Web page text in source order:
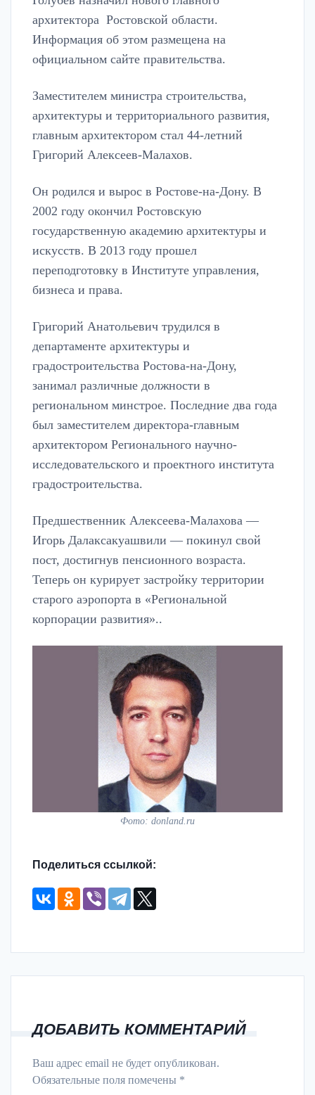
архитектора Ростовской области.
Информация об этом размещена на
официальном сайте правительства.
Заместителем министра строительства,
архитектуры и территориального развития,
главным архитектором стал 44-летний
Григорий Алексеев-Малахов.
Он родился и вырос в Ростове-на-Дону. В
2002 году окончил Ростовскую
государственную академию архитектуры и
искусств. В 2013 году прошел
переподготовку в Институте управления,
бизнеса и права.
Григорий Анатольевич трудился в
департаменте архитектуры и
градостроительства Ростова-на-Дону,
занимал различные должности в
региональном минстрое. Последние два года
был заместителем директора-главным
архитектором Регионального научно-
исследовательского и проектного института
градостроительства.
Предшественник Алексеева-Малахова —
Игорь Далаксакуашвили — покинул свой
пост, достигнув пенсионного возраста.
Теперь он курирует застройку территории
старого аэропорта в «Региональной
корпорации развития»..
Фото: donland.ru
Поделиться ссылкой:
ДОБАВИТЬ КОММЕНТАРИЙ
Ваш адрес email не будет опубликован.
Обязательные поля помечены *